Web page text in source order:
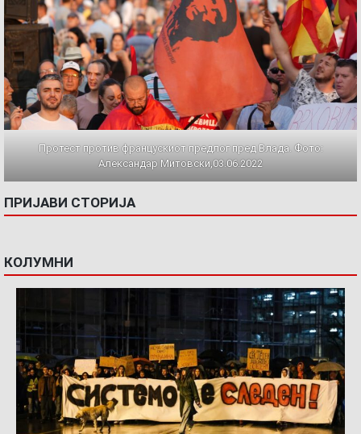
Протест против францускиот предлог пред Влада. Фото:
Александар Митовски,03.06.2022
ПРИЈАВИ СТОРИЈА
КОЛУМНИ